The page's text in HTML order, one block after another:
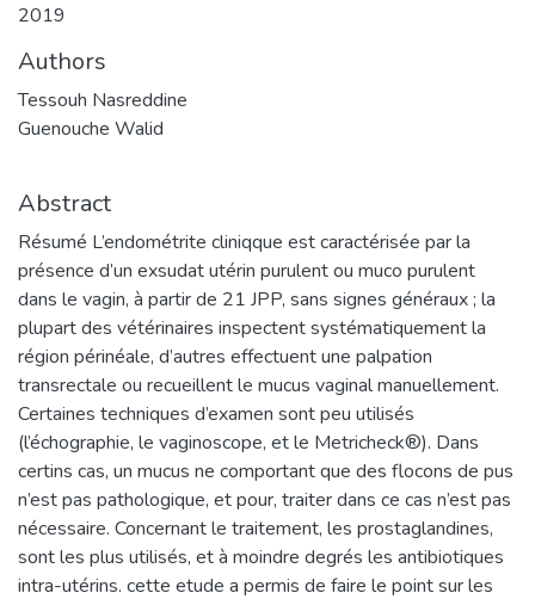
2019
Authors
Tessouh Nasreddine
Guenouche Walid
Abstract
Résumé L’endométrite cliniqque est caractérisée par la
présence d’un exsudat utérin purulent ou muco purulent
dans le vagin, à partir de 21 JPP, sans signes généraux ; la
plupart des vétérinaires inspectent systématiquement la
région périnéale, d’autres effectuent une palpation
transrectale ou recueillent le mucus vaginal manuellement.
Certaines techniques d’examen sont peu utilisés
(l’échographie, le vaginoscope, et le Metricheck®). Dans
certins cas, un mucus ne comportant que des flocons de pus
n’est pas pathologique, et pour, traiter dans ce cas n’est pas
nécessaire. Concernant le traitement, les prostaglandines,
sont les plus utilisés, et à moindre degrés les antibiotiques
intra-utérins. cette etude a permis de faire le point sur les